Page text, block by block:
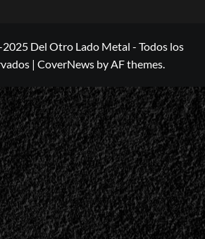
Del Otro Lado Metal - Todos los
| CoverNews by AF themes.